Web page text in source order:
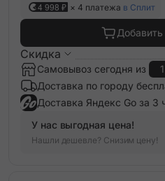
4 998 ₽ × 4 платежа в Сплит
Скидка
Самовывоз сегодня из
Доставка по городу
Доставка Яндекс Go за 3
У нас выгодная цена!
Нашли дешевле? Снизим цену!